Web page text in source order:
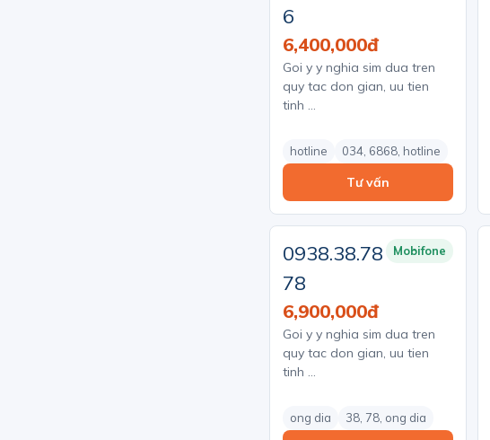
6
6,400,000đ
Goi y y nghia sim dua tren
quy tac don gian, uu tien
tinh …
hotline 034, 6868, hotline
Tư vấn
0938.38.78
78
Mobifone
6,900,000đ
Goi y y nghia sim dua tren
quy tac don gian, uu tien
tinh …
ong dia 38, 78, ong dia